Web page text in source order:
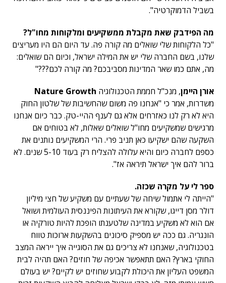
בשביל הדמוקרטיה".
מה הפידבק שאת מקבלת ממשקיעים ומלקוחות מחו"ל?
"כל הלקוחות שלי שואלים מה קורה פה. עד היום הם היו מעריצים
שלנו, בשם החברה שלי יש את המילה ישראל, וכיום הם שואלים:
מה, אתם כמו שאר המדינות מסביבכם? מה קורה לכם???"
אורן היימן, מנכ"ל חממת הטכנולוגיה Nature Growth
משדרות, אמר כי "אנחנו פה משום שהחשיבות של שלטון החוק
היא לא רק לנו כאזרחים אלא גם לענף ההיי-טק. כבר כיום אנחנו
מרגישים שמשקיעים מחו"ל שואלים שאלות, לא בטוחים אם
השקעה שהם ישקיעו כאן תניב פרי. הרי המשקיעים נותנים את
כספם לחברה כיום והיא עלולה להצליח רק בעוד 5-10 שנים. לא
ברור להם איך ישראל תיראה אז".
ספר לי על מקרה שכזה.
"הייתה לי אתמול שיחה של שעתיים עם משקיע של חצי מיליון
דולר מסן דייגו, שקורא את העיתונות הפיננסית העולמית ושואל
אם הוא לא משקיע במדינה שלטענתו הופכת להיות טורקיה או
הונגריה. גם ככה יש מספיק סיכונים בהשקעות ארוכות טווח
בטכנולוגיה, שאנחנו לא צריכים גם את הסוגייה איך ייראה המצב
החוקי בארץ? האם תתאפשר אכיפה של חוזים? האם תהיה לבית
המשפט העליון את היכולת לקבוע שחוזים יש לקיים? יש בעולם